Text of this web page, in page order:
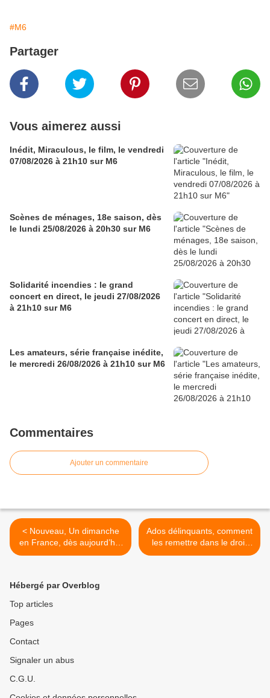
#M6
Partager
Vous aimerez aussi
Inédit, Miraculous, le film, le vendredi
07/08/2026 à 21h10 sur M6
Scènes de ménages, 18e saison, dès
le lundi 25/08/2026 à 20h30 sur M6
Solidarité incendies : le grand
concert en direct, le jeudi 27/08/2026
à 21h10 sur M6
Les amateurs, série française inédite,
le mercredi 26/08/2026 à 21h10 sur M6
Commentaires
Ajouter un commentaire
< Nouveau, Un dimanche
en France, dès aujourd’hui
à 15h15 sur France 3
Ados délinquants, comment
les remettre dans le droit
chemin ? Dimanche
Hébergé par Overblog
Top articles
Pages
Contact
Signaler un abus
C.G.U.